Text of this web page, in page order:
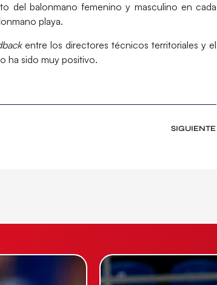
del balonmano femenino y masculino en cada
playa.
entre los directores técnicos territoriales y el
ha sido muy positivo.
SIGUIENTE